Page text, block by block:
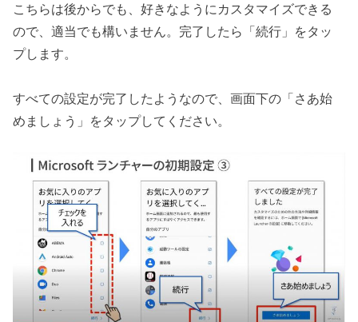
こちらは後からでも、好きなようにカスタマイズできる
ので、適当でも構いません。完了したら「続行」をタッ
プします。
すべての設定が完了したようなので、画面下の「さあ始
めましょう」をタップしてください。